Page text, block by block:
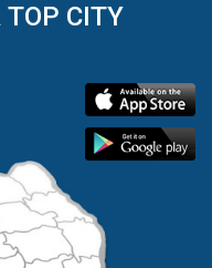
TOP CITY